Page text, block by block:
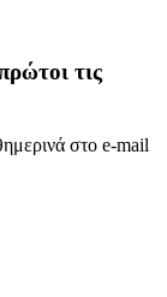
τις
στο e-mail